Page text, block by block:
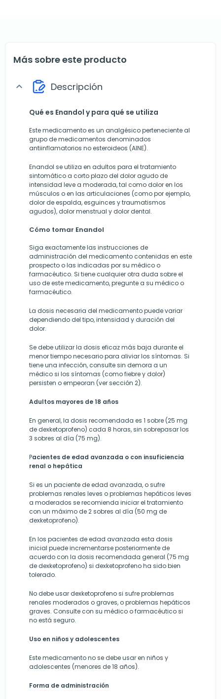
Más sobre este producto
expand_more Descripción
Qué es Enandol y para qué se utiliza
Este medicamento es un analgésico perteneciente al
grupo de medicamentos denominados
antiinflamatorios no esteroideos (AINE).
Enandol se utiliza en adultos para el tratamiento
sintomático a corto plazo del dolor agudo de
intensidad leve a moderada, tal como dolor en los
músculos o en las articulaciones (como por ejemplo,
dolor de espalda, esguinces y traumatismos
agudos), dolor menstrual y dolor dental.
Cómo tomar Enandol
Siga exactamente las instrucciones de
administración del medicamento contenidas en este
prospecto o las indicadas por su médico o
farmacéutico. Si tiene cualquier otra duda sobre el
uso de este medicamento, pregunte a su médico o
farmacéutico.
La dosis necesaria del medicamento puede variar
dependiendo del tipo, intensidad y duración del
dolor.
Se debe utilizar la dosis eficaz más baja durante el
menor tiempo necesario para aliviar los síntomas. Si
tiene una infección, consulte sin demora a un
médico si los síntomas (como fiebre y dolor)
persisten o empeoran (ver sección 2).
Adultos mayores de 18 años
En general, la dosis recomendada es 1 sobre (25 mg
de dexketoprofeno) cada 8 horas, sin sobrepasar los
3 sobres al día (75 mg).
Pacientes de edad avanzada o con insuficiencia
renal o hepática
Si es un paciente de edad avanzada, o sufre
problemas renales leves o problemas hepáticos leves
a moderados se recomienda iniciar el tratamiento
con un máximo de 2 sobres al día (50 mg de
dexketoprofeno).
En los pacientes de edad avanzada esta dosis
inicial puede incrementarse posteriormente de
acuerdo con la dosis recomendada general (75 mg
de dexketoprofeno) si dexketoprofeno ha sido bien
tolerado.
No debe usar dexketoprofeno si sufre problemas
renales moderados o graves, o problemas hepáticos
graves. Consulte con su médico o farmacéutico si
no está seguro.
Uso en niños y adolescentes
Este medicamento no se debe usar en niños y
adolescentes (menores de 18 años).
Forma de administración